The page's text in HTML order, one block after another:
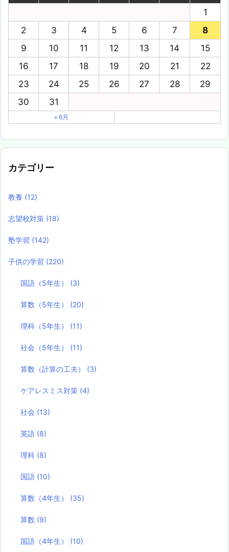
1
2
3 4 5 6 7
8
9
10 11 12 13 14
15
16
17 18 19 20 21
22
23
24 25 26 27 28
29
30
31
« 6月
カテゴリー
教養 (12)
志望校対策 (18)
塾学習 (142)
子供の学習 (220)
国語（5年生） (3)
算数（5年生） (20)
理科（5年生） (11)
社会（5年生） (11)
算数（計算の工夫） (3)
ケアレスミス対策 (4)
社会 (13)
英語 (8)
理科 (8)
国語 (10)
算数（4年生） (35)
算数 (9)
国語（4年生） (10)